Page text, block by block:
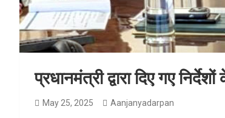
प्रधानमंत्री द्वारा दिए गए
May 25, 2025 Aanjanyadarpan